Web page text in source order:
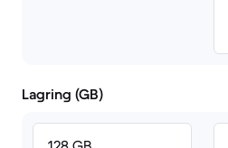
Lagring (GB)